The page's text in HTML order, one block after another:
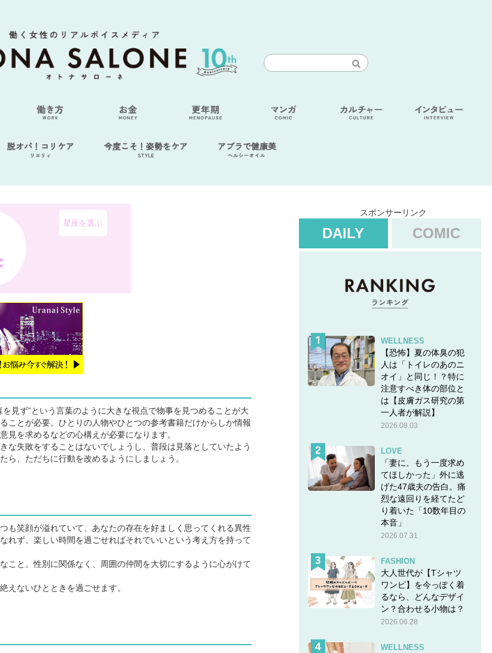
脱オバ！コリケア
リエリィ
今度こそ！姿勢をケア
STYLE
アブラで健康美
ヘルシーオイル
星座を選ぶ
見ず”という言葉のように大きな視点で物事を見つめることが大
ことが必要。ひとりの人物やひとつの参考書籍だけからしか情報
見を求めるなどの心構えが必要になります。
失敗をすることはないでしょうし、普段は見落としていたよう
、ただちに行動を改めるようにしましょう。
笑顔が溢れていて、あなたの存在を好ましく思ってくれる異性
れず、楽しい時間を過ごせればそれでいいという考え方を持って
と。性別に関係なく、周囲の仲間を大切にするように心がけて
ないひとときを過ごせます。
スポンサーリンク
DAILY COMIC
WELLNESS
【恐怖】夏の体臭の犯
人は「トイレのあのニ
オイ」と同じ！？特に
注意すべき体の部位と
は【皮膚ガス研究の第
一人者が解説】
2026.08.03
LOVE
「妻に、もう一度求め
てほしかった」外に逃
げた47歳夫の告白。痛
烈な遠回りを経てたど
り着いた「10数年目の
本音」
2026.07.31
FASHION
大人世代が【Tシャツ
ワンピ】を今っぽく着
るなら、どんなデザイ
ン？合わせる小物は？
2026.06.28
WELLNESS